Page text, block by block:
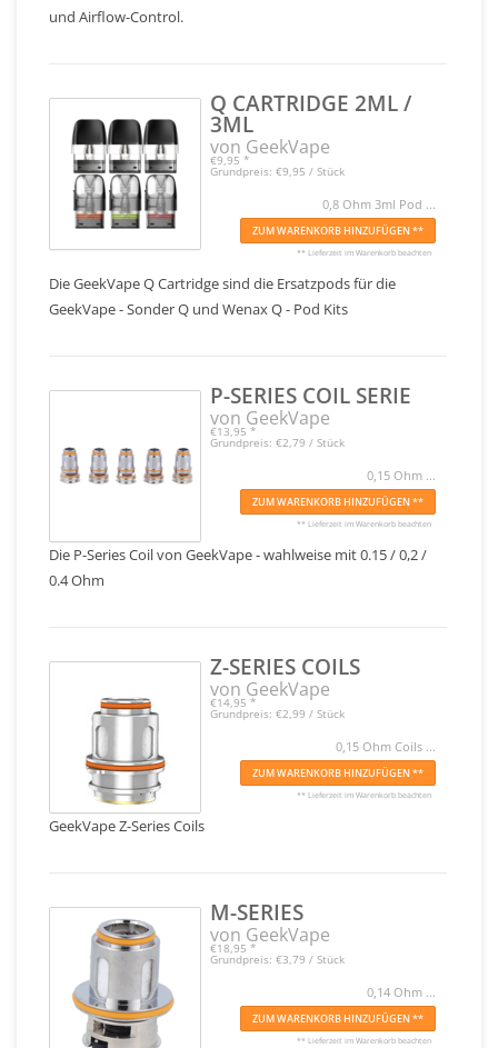
und Airflow-Control.
Q CARTRIDGE 2ML /
3ML
von GeekVape
€9,95 *
Grundpreis: €9,95 / Stück
0,8 Ohm 3ml Pod ...
ZUM WARENKORB HINZUFÜGEN **
** Lieferzeit im Warenkorb beachten
Die GeekVape Q Cartridge sind die Ersatzpods für die
GeekVape - Sonder Q und Wenax Q - Pod Kits
P-SERIES COIL SERIE
von GeekVape
€13,95 *
Grundpreis: €2,79 / Stück
0,15 Ohm ...
ZUM WARENKORB HINZUFÜGEN **
** Lieferzeit im Warenkorb beachten
Die P-Series Coil von GeekVape - wahlweise mit 0.15 / 0,2 /
0.4 Ohm
Z-SERIES COILS
von GeekVape
€14,95 *
Grundpreis: €2,99 / Stück
0,15 Ohm Coils ...
ZUM WARENKORB HINZUFÜGEN **
** Lieferzeit im Warenkorb beachten
GeekVape Z-Series Coils
M-SERIES
von GeekVape
€18,95 *
Grundpreis: €3,79 / Stück
0,14 Ohm ...
ZUM WARENKORB HINZUFÜGEN **
** Lieferzeit im Warenkorb beachten